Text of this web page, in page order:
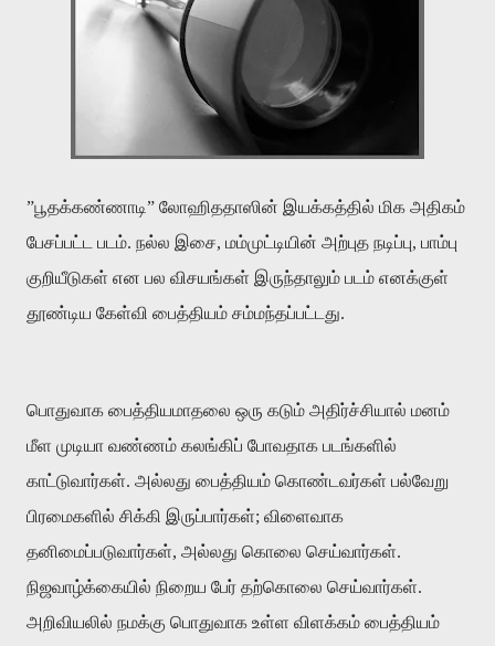
”பூதக்கண்ணாடி” லோஹிததாஸின் இயக்கத்தில் மிக அதிகம்
பேசப்பட்ட படம். நல்ல இசை, மம்முட்டியின் அற்புத நடிப்பு, பாம்பு
குறியீடுகள் என பல விசயங்கள் இருந்தாலும் படம் எனக்குள்
தூண்டிய கேள்வி பைத்தியம் சம்மந்தப்பட்டது.
பொதுவாக பைத்தியமாதலை ஒரு கடும் அதிர்ச்சியால் மனம்
மீள முடியா வண்ணம் கலங்கிப் போவதாக படங்களில்
காட்டுவார்கள். அல்லது பைத்தியம் கொண்டவர்கள் பல்வேறு
பிரமைகளில் சிக்கி இருப்பார்கள்; விளைவாக
தனிமைப்படுவார்கள், அல்லது கொலை செய்வார்கள்.
நிஜவாழ்க்கையில் நிறைய பேர் தற்கொலை செய்வார்கள்.
அறிவியலில் நமக்கு பொதுவாக உள்ள விளக்கம் பைத்தியம்